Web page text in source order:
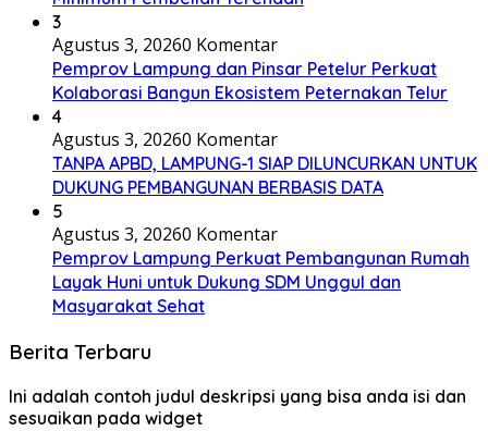
3
Agustus 3, 20260 Komentar
Pemprov Lampung dan Pinsar Petelur Perkuat
Kolaborasi Bangun Ekosistem Peternakan Telur
4
Agustus 3, 20260 Komentar
TANPA APBD, LAMPUNG-1 SIAP DILUNCURKAN UNTUK
DUKUNG PEMBANGUNAN BERBASIS DATA
5
Agustus 3, 20260 Komentar
Pemprov Lampung Perkuat Pembangunan Rumah
Layak Huni untuk Dukung SDM Unggul dan
Masyarakat Sehat
Berita Terbaru
Ini adalah contoh judul deskripsi yang bisa anda isi dan
sesuaikan pada widget